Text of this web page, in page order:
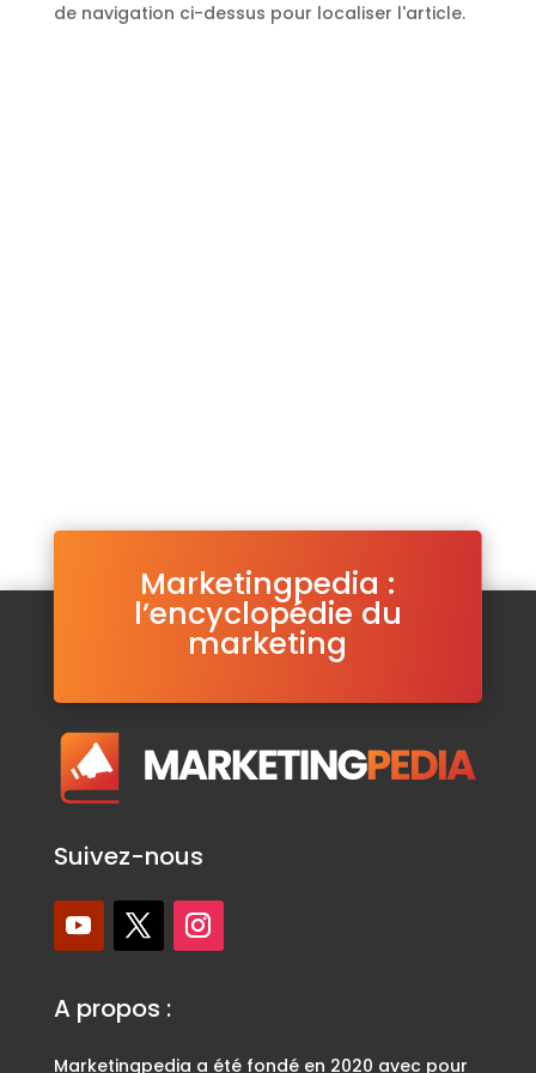
de navigation ci-dessus pour localiser l'article.
Marketingpedia :
l’encyclopédie du
marketing
Suivez-nous
A propos :
Marketingpedia a été fondé en 2020 avec pour